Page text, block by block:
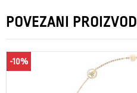
POVEZANI PROIZVODI
-10%